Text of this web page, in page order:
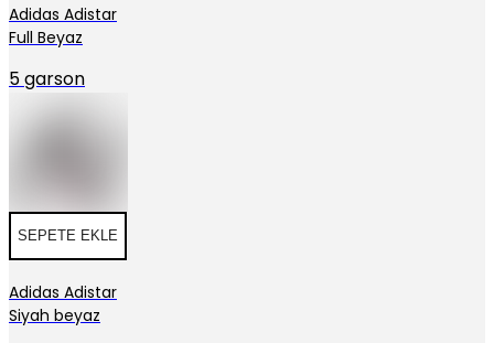
Adidas Adistar
Full Beyaz
5 garson
SEPETE EKLE
Adidas Adistar
Siyah beyaz